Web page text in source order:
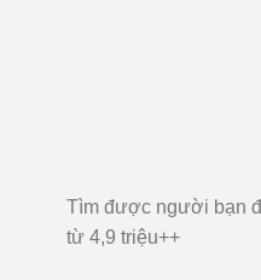
Tìm được người bạn
từ 4,9 triệu++